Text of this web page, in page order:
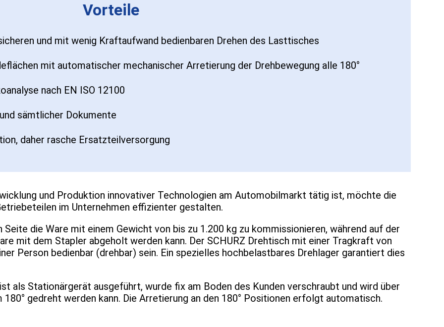
Vorteile
und mit wenig Kraftaufwand bedienbaren Drehen des Lasttisches
mit automatischer mechanischer Arretierung der Drehbewegung alle 180°
nach EN ISO 12100
sämtlicher Dokumente
daher rasche Ersatzteilversorgung
und Produktion innovativer Technologien am Automobilmarkt tätig ist, möchte die
im Unternehmen effizienter gestalten.
die Ware mit einem Gewicht von bis zu 1.200 kg zu kommissionieren, während auf der
mit dem Stapler abgeholt werden kann. Der SCHURZ Drehtisch mit einer Tragkraft von
Person bedienbar (drehbar) sein. Ein spezielles hochbelastbares Drehlager garantiert dies
als Stationärgerät ausgeführt, wurde fix am Boden des Kunden verschraubt und wird über
gedreht werden kann. Die Arretierung an den 180° Positionen erfolgt automatisch.